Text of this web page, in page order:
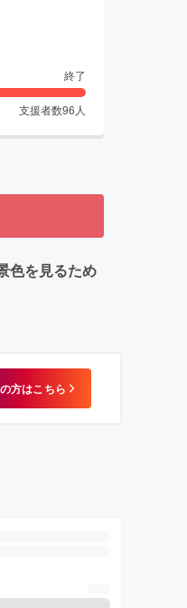
終了
支援者数96 人
色を見るため
方はこちら